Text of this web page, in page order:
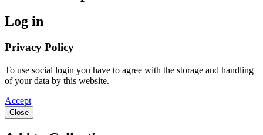
Log in
Privacy Policy
To use social login you have to agree with the storage and handling
of your data by this website.
Accept
Close